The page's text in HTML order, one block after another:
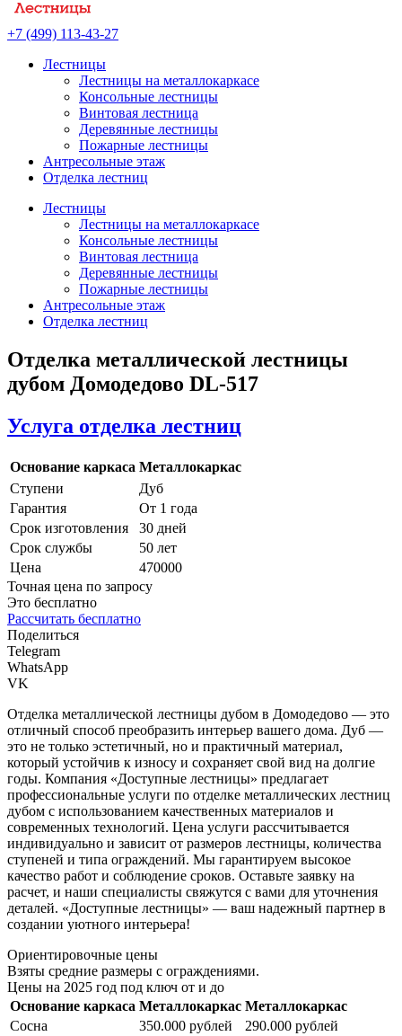
+7 (499) 113-43-27
Лестницы
Лестницы на металлокаркасе
Консольные лестницы
Винтовая лестница
Деревянные лестницы
Пожарные лестницы
Антресольные этаж
Отделка лестниц
Лестницы
Лестницы на металлокаркасе
Консольные лестницы
Винтовая лестница
Деревянные лестницы
Пожарные лестницы
Антресольные этаж
Отделка лестниц
Отделка металлической лестницы
дубом Домодедово DL-517
Услуга отделка лестниц
Основание каркаса Металлокаркас
Ступени
Дуб
Гарантия
От 1 года
Срок изготовления
30 дней
Срок службы
50 лет
Цена
470000
Точная цена по запросу
Это бесплатно
Рассчитать бесплатно
Поделиться
Telegram
WhatsApp
VK
Отделка металлической лестницы дубом в Домодедово — это
отличный способ преобразить интерьер вашего дома. Дуб —
это не только эстетичный, но и практичный материал,
который устойчив к износу и сохраняет свой вид на долгие
годы. Компания «Доступные лестницы» предлагает
профессиональные услуги по отделке металлических лестниц
дубом с использованием качественных материалов и
современных технологий. Цена услуги рассчитывается
индивидуально и зависит от размеров лестницы, количества
ступеней и типа ограждений. Мы гарантируем высокое
качество работ и соблюдение сроков. Оставьте заявку на
расчет, и наши специалисты свяжутся с вами для уточнения
деталей. «Доступные лестницы» — ваш надежный партнер в
создании уютного интерьера!
Ориентировочные цены
Взяты средние размеры с ограждениями.
Цены на 2025 год под ключ от и до
Основание каркаса Металлокаркас Металлокаркас
Сосна
350.000 рублей
290.000 рублей